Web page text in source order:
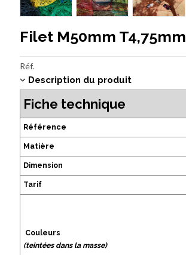
Filet M50mm T4,75mm
Réf.
Description du produit
Fiche technique
Référence
Matière
Dimension
Tarif
Couleurs
(teintées dans la masse)